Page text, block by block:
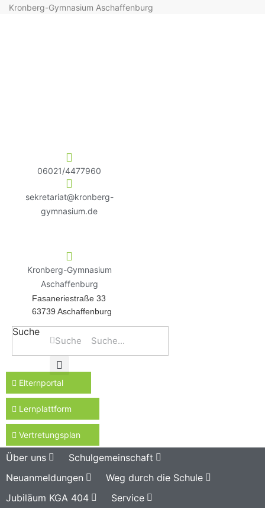
Kronberg-Gymnasium Aschaffenburg
06021/4477960
sekretariat@kronberg-
gymnasium.de
Kronberg-Gymnasium
Aschaffenburg
Fasaneriestraße 33
63739 Aschaffenburg
Suche
Suche
Elternportal
Lernplattform
Vertretungsplan
Über uns
Schulgemeinschaft
Neuanmeldungen
Weg durch die Schule
Jubiläum KGA 404
Service